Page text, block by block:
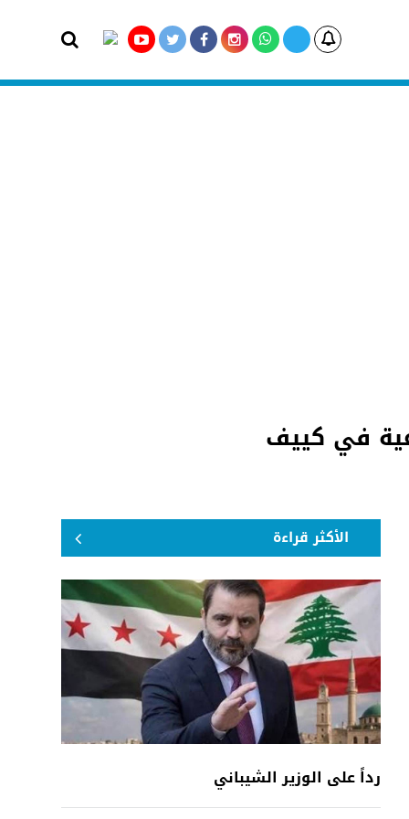
في كييف
الأكثر قراءة
رداً على الوزير الشيباني